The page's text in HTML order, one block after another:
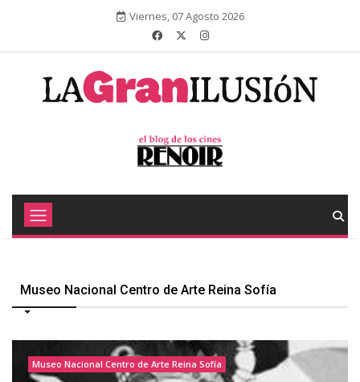
Viernes, 07 Agosto 2026
Museo Nacional Centro de Arte Reina Sofía
Museo Nacional Centro de Arte Reina Sofía